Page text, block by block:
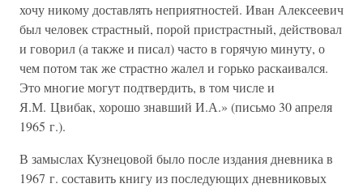
хочу никому доставлять неприятностей. Иван Алексеевич
был человек страстный, порой пристрастный, действовал
и говорил (а также и писал) часто в горячую минуту, о
чем потом так же страстно жалел и горько раскаивался.
Это многие могут подтвердить, в том числе и
Я.М. Цвибак, хорошо знавший И.А.» (письмо 30 апреля
1965 г.).
В замыслах Кузнецовой было после издания дневника в
1967 г. составить книгу из последующих дневниковых